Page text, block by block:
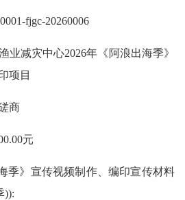
fjgc-20260006
减灾中心2026年《阿浪出海季》
项目
商
元
》宣传视频制作、编印宣传材料
)):